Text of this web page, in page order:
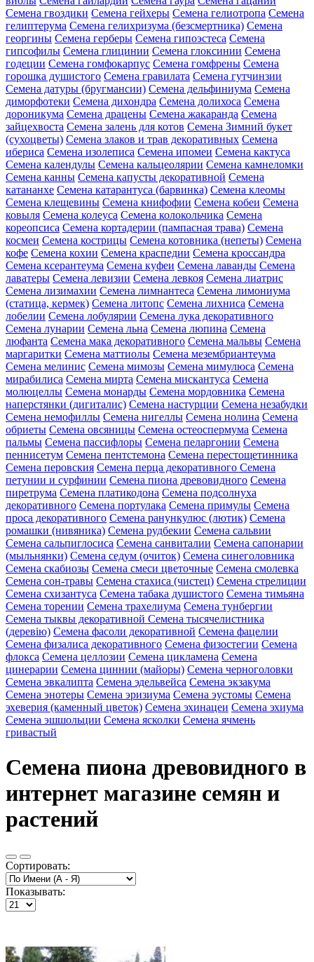
Семена гвоздики Семена гейхеры Семена гелиотропа Семена
гелиптерума Семена гелихризума (безсмертника) Семена
георгины Семена герберы Семена гипоэстеса Семена
гипсофилы Семена глицинии Семена глоксинии Семена
годеции Семена гомфокарпус Семена гомфрены Семена
горошка душистого Семена гравилата Семена гутчинзии
Семена датуры (бругмансии) Семена дельфиниума Семена
диморфотеки Семена дихондра Семена долихоса Семена
дороникума Семена драцены Семена жакаранда Семена
зайцехвоста Семена залень для котов Семена Зимний букет
(сухоцветы) Семена злаков и трав декоративных Семена
ибериса Семена изолеписа Семена ипомеи Семена кактуса
Семена календулы Семена кальцеолярии Семена камнеломки
Семена канны Семена капусты декоративной Семена
катананхе Семена катарантуса (барвинка) Семена клеомы
Семена клещевины Семена книфофии Семена кобеи Семена
ковыля Семена колеуса Семена колокольчика Семена
кореопсиса Семена кортадерии (пампасная трава) Семена
космеи Семена кострицы Семена котовника (непеты) Семена
кофе Семена кохии Семена краспедии Семена кроссандра
Семена ксерантеума Семена куфеи Семена лаванды Семена
лаватеры Семена левизии Семена левкоя Семена лиатрис
Семена лизимахии Семена лимнантеса Семена лимониума
(статица, кермек) Семена литопс Семена лихниса Семена
лобелии Семена лобулярии Семена лука декоративного
Семена лунарии Семена льна Семена люпина Семена
люфанта Семена мака декоративного Семена мальвы Семена
маргаритки Семена маттиолы Семена мезембриантеума
Семена мелинис Семена мимозы Семена мимулюса Семена
мирабилиса Семена мирта Семена мискантуса Семена
молюцеллы Семена монарды Семена мордовника Семена
наперстянки (дигиталис) Семена настурции Семена незабудки
Семена немофиллы Семена нигеллы Семена нолина Семена
обриеты Семена овсяницы Семена остеоспермума Семена
пальмы Семена пассифлоры Семена пеларгонии Семена
пеннисетум Семена пентстемона Семена перестощетинника
Семена перовския Семена перца декоративного Семена
петунии и сурфинии Семена пиона древовидного Семена
пиретрума Семена платикодона Семена подсолнуха
декоративного Семена портулака Семена примулы Семена
проса декоративного Семена ранункулюс (лютик) Семена
ромашки (нивяника) Семена рудбекии Семена сальвии
Семена сальпиглосиса Семена санвиталии Семена сапонарии
(мыльнянки) Семена седум (очиток) Семена синеголовника
Семена скабиозы Семена смеси цветочные Семена смолевка
Семена сон-травы Семена стахиса (чистец) Семена стрелиции
Семена схизантуса Семена табака душистого Семена тимьяна
Семена торении Семена трахелиума Семена тунбергии
Семена тыквы декоративной Семена тысячелистника
(деревію) Семена фасоли декоративной Семена фацелии
Семена физалиса декоративного Семена физостегии Семена
флокса Семена целлозии Семена цикламена Семена
цинерарии Семена циннии (майоры) Семена черноголовки
Семена эвкалипта Семена эдельвейса Семена экзакума
Семена энотеры Семена эризиума Семена эустомы Семена
эхеверия (каменный цветок) Семена эхинацеи Семена эхиума
Семена эшшольции Семена ясколки Семена ячмень
гривастый
Семена пиона древовидного в
интернет магазине семян и
растений
Сортировать:
Показывать: